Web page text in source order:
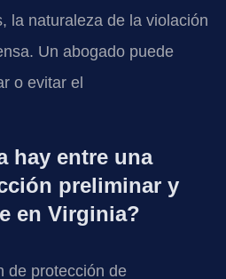
la naturaleza de la violación
Un abogado puede
o evitar el
hay entre una
preliminar y
en Virginia?
de protección de